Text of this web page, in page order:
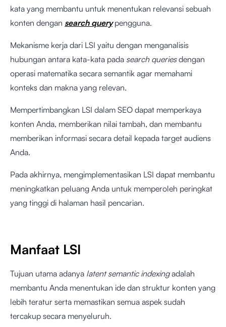
kata yang membantu untuk menentukan relevansi sebuah
konten dengan search query pengguna.
Mekanisme kerja dari LSI yaitu dengan menganalisis
hubungan antara kata-kata pada search queriesdengan
operasi matematika secara semantik agar memahami
konteks dan makna yang relevan.
Mempertimbangkan LSI dalam SEO dapat memperkaya
konten Anda, memberikan nilai tambah, dan membantu
memberikan informasi secara detail kepada target audiens
Anda.
Pada akhirnya, mengimplementasikan LSI dapat membantu
meningkatkan peluang Anda untuk memperoleh peringkat
yang tinggi di halaman hasil pencarian.
Manfaat LSI
Tujuan utama adanya latent semantic indexingadalah
membantu Anda menentukan ide dan struktur konten yang
lebih teratur serta memastikan semua aspek sudah
tercakup secara menyeluruh.